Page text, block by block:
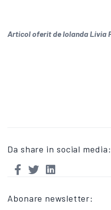
Articol oferit de Iolanda Livia
Da share in social media:
Abonare newsletter: